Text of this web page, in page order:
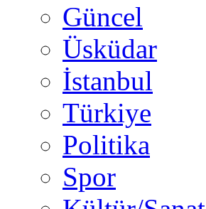
Güncel
Üsküdar
İstanbul
Türkiye
Politika
Spor